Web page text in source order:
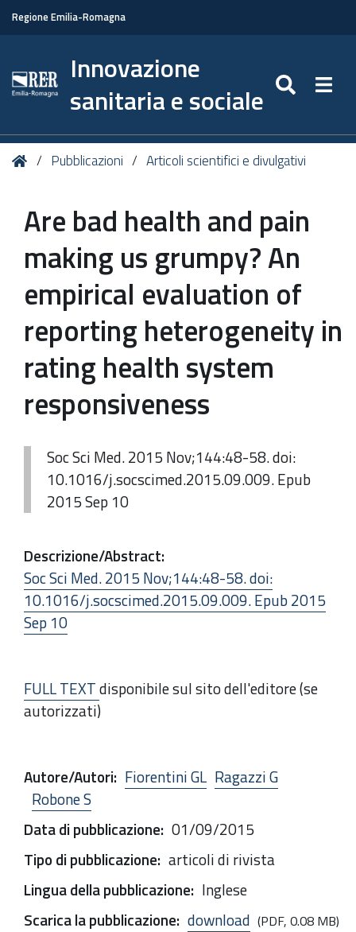
Regione Emilia-Romagna
Innovazione
sanitaria e sociale
Tu HomePubblicazioni Articoli scientifici e divulgativi
Are bad health and pain
making us grumpy? An
empirical evaluation of
reporting heterogeneity in
rating health system
responsiveness
Soc Sci Med. 2015 Nov;144:48-58. doi:
10.1016/j.socscimed.2015.09.009. Epub
2015 Sep 10
Descrizione/Abstract:
Soc Sci Med.2015 Nov;144:48-58. doi:
10.1016/j.socscimed.2015.09.009. Epub 2015
Sep 10
FULL TEXTdisponibile sul sito dell'editore (se
autorizzati)
Autore/Autori: Fiorentini GL Ragazzi G
Robone S
Data di pubblicazione: 01/09/2015
Tipo di pubblicazione: articoli di rivista
Lingua della pubblicazione: Inglese
Scarica la pubblicazione: download (PDF, 0.08 MB)